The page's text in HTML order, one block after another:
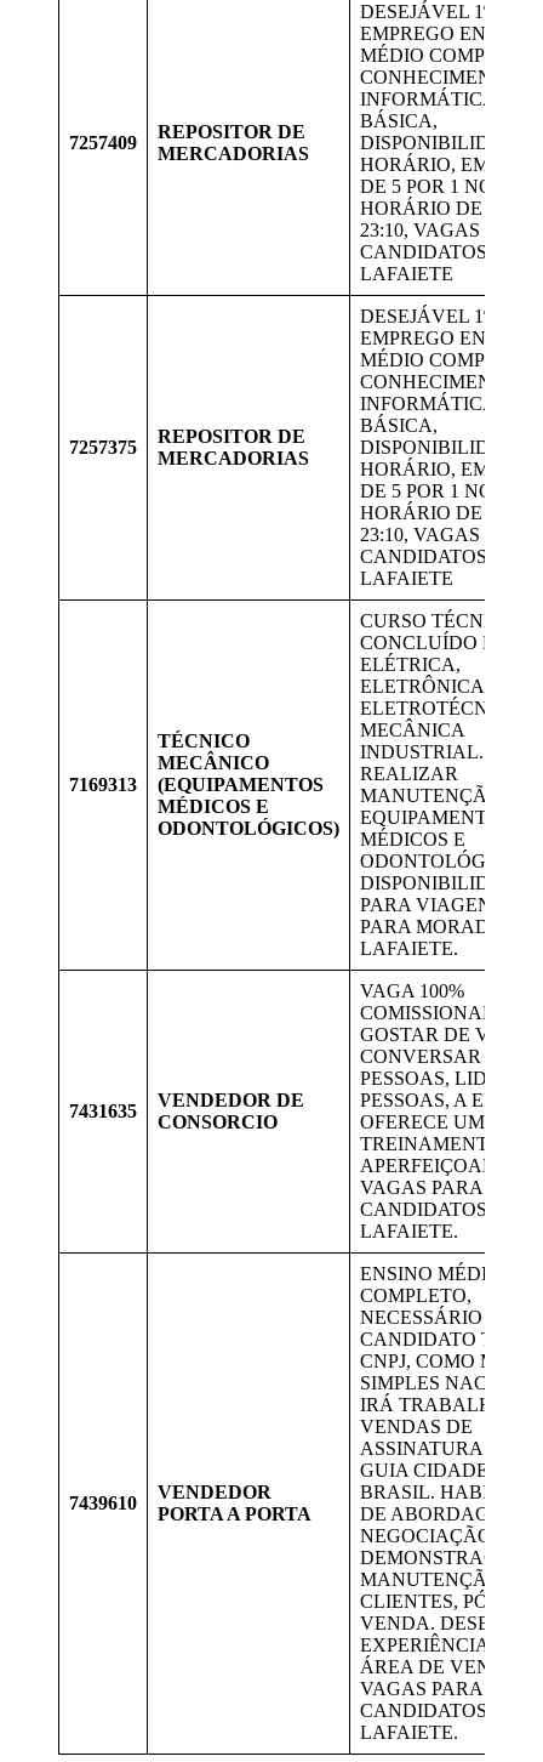
7257409
REPOSITOR DE
MERCADORIAS
DESEJÁVEL 1º
EMPREGO ENSINO
MÉDIO COMPLETO,
CONHECIMENTO
INFORMÁTICA
BÁSICA,
DISPONIBILIDADE
HORÁRIO, EM
DE 5 POR 1 NO
HORÁRIO DE 15:00
23:10, VAGAS PARA
CANDIDATOS DE
LAFAIETE
7257375
REPOSITOR DE
MERCADORIAS
DESEJÁVEL 1º
EMPREGO ENSINO
MÉDIO COMPLETO,
CONHECIMENTO
INFORMÁTICA
BÁSICA,
DISPONIBILIDADE
HORÁRIO, EM
DE 5 POR 1 NO
HORÁRIO DE 15:00
23:10, VAGAS PARA
CANDIDATOS DE
LAFAIETE
7169313
TÉCNICO
MECÂNICO
(EQUIPAMENTOS
MÉDICOS E
ODONTOLÓGICOS)
CURSO TÉCNICO
CONCLUÍDO EM
ELÉTRICA,
ELETRÔNICA,
ELETROTÉCNICA
MECÂNICA
INDUSTRIAL.
REALIZAR
MANUTENÇÃO DE
EQUIPAMENTOS
MÉDICOS E
ODONTOLÓGICOS.
DISPONIBILIDADE
PARA VIAGENS.
PARA
LAFAIETE.
7431635
VENDEDOR DE
CONSORCIO
VAGA 100%
COMISSIONADO,
GOSTAR DE
CONVERSAR COM
PESSOAS, LIDAR
PESSOAS, A
OFERECE UM
TREINAMENTO
VAGAS PARA
CANDIDATOS DE
LAFAIETE.
7439610
VENDEDOR
PORTA A PORTA
ENSINO MÉDIO
COMPLETO,
NECESSÁRIO QUE
CANDIDATO
CNPJ, COMO MEI
SIMPLES
IRÁ TRABALHAR
VENDAS DE
ASSINATURA
GUIA CIDADES DO
BRASIL.
DE ABORDAGEM,
NEGOCIAÇÃO,
DEMONSTRAÇÃO,
MANUTENÇÃO DE
CLIENTES, PÓS
VENDA.
EXPERIÊNCIA NA
ÁREA DE VENDAS.
VAGAS PARA
CANDIDATOS DE
LAFAIETE.